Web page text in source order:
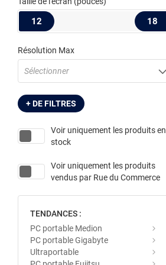
12 18
Résolution Max
Sélectionner
+ DE FILTRES
Voir uniquement les produits en
stock
Voir uniquement les produits
vendus par Rue du Commerce
TENDANCES :
PC portable Medion
PC portable Gigabyte
Ultraportable